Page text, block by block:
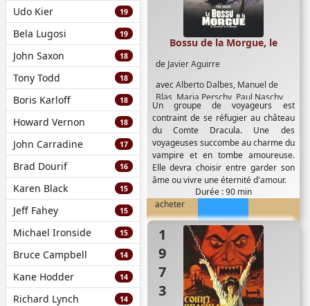
Udo Kier 19
Bela Lugosi 19
John Saxon 18
Tony Todd 18
Boris Karloff 18
Howard Vernon 18
John Carradine 17
Brad Dourif 16
Karen Black 15
Jeff Fahey 15
Michael Ironside 15
Bruce Campbell 14
Kane Hodder 14
Richard Lynch 14
de Javier Aguirre
avecAlberto Dalbes, Manuel de
Blas Maria Perschy, Paul Naschy,
Rossana Yanni ,Vic Winner
Bossu de la Morgue, le
Un groupe de voyageurs est
contraint de se réfugier au château
du Comte Dracula. Une des
voyageuses succombe au charme du
vampire et en tombe amoureuse.
Elle devra choisir entre garder son
âme ou vivre une éternité d'amour.
Durée : 90 min
acheter
1973